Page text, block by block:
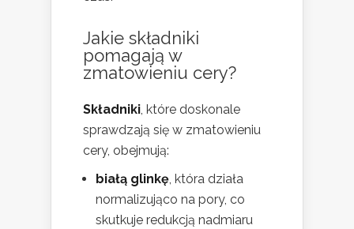
Jakie składniki
pomagają w
zmatowieniu cery?
Składniki, które doskonale
sprawdzają się w zmatowieniu
cery, obejmują:
białą glinkę, która działa
normalizująco na pory, co
skutkuje redukcją nadmiaru